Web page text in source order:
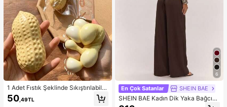
1 Adet Fıstık Şeklinde Sıkıştırılabilir
Stres Oyuncağı, Ofis Rahatlaması v
e Parti Etkileşimi İçin Uygun, Doğu
50 ,49TL
6
En Çok Satanlar SHEIN BAE
SHEIN BAE Kadın Dik Yaka Bağcıklı
Günlük Düz Renk Moda Takımı, Ra